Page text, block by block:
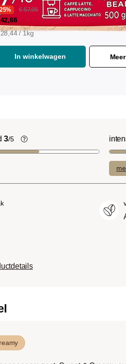
€ 57,05
/ 1kg
In winkelwagen
3/5
Light roast (licht Cinnamon
Uitgesproken fruitige smaken
complexe zuren domineren
Medium roast (American of
Iets zoeter en
geroosterde smaken en